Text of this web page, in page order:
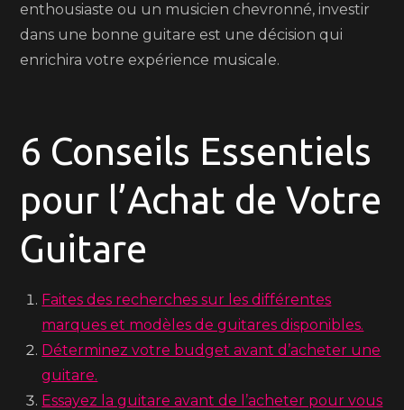
enthousiaste ou un musicien chevronné, investir
dans une bonne guitare est une décision qui
enrichira votre expérience musicale.
6 Conseils Essentiels
pour l’Achat de Votre
Guitare
Faites des recherches sur les différentes
marques et modèles de guitares disponibles.
Déterminez votre budget avant d’acheter une
guitare.
Essayez la guitare avant de l’acheter pour vous